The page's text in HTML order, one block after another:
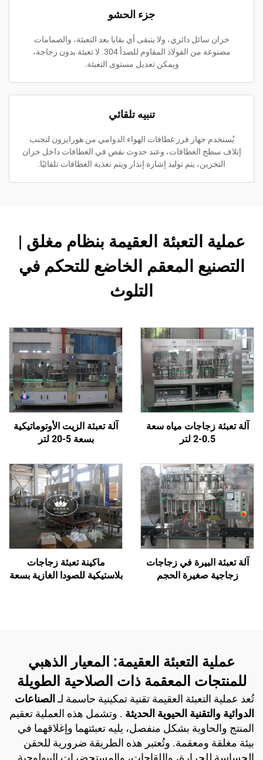
جزء الحشو
خزان سائل دائري، ولا يتبقى أي بقايا بعد التعبئة، والصمامات
مصنوعة من الفولاذ المقاوم للصدأ 304. لا تعبئة بدون زجاجة،
ويمكن تعديل مستوى التعبئة.
تنبيه تلقائي
يُستخدم جهاز فرز غطافات الهواء الدوامي من هورايزون لتجنب
إتلاف سطح الغطافات، وعند حدوث نقص في الغطافات داخل خزان
التخزين، يتم توليد إشارة إنذار ويتم تغذية الغطافات تلقائيًا.
عملية التعبئة العقيمة بنظام مغلق |
التصنيع المعقم الخاضع للتحكم في
التلوث
آلة تعبئة زجاجات مياه سعة
0.5-2 لتر
آلة تعبئة الزيت الأوتوماتيكية
بسعة 5-20 لتر
آلة تعبئة البيرة في زجاجات
زجاجية صغيرة الحجم
ماكينة تعبئة زجاجات
بلاستيكية للصودا الغازية بسعة
عملية التعبئة العقيمة: المعيار الذهبي
للمنتجات المعقمة ذات الصلاحية الطويلة
تُعد عملية التعبئة العقيمة تقنية تمكينية حاسمة لـ الصناعات
الدوائية والتقنية الحيوية الحديثة . وتشمل هذه العملية تعقيم
المنتج والحاوية بشكل منفصل، يليه تعبئتهما وإغلاقهما في
بيئة مغلقة ومعقمة. وتُعتبر هذه الطريقة ضرورية للحقن
الحساسة للحرارة، واللقاحات، والمستحضرات البيولوجية